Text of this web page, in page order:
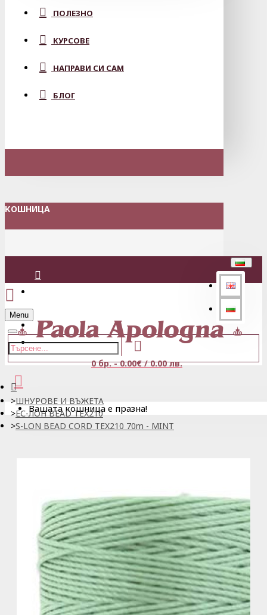
ПОЛЕЗНО
КУРСОВЕ
НАПРАВИ СИ САМ
БЛОГ
КОШНИЦА
Регистрация
Menu
0 бр. - 0.00€ / 0.00 лв.
Вашата кошница е празна!
ШНУРОВЕ И ВЪЖЕТА
ЕС-ЛОН BEAD TEX210
S-LON BEAD CORD TEX210 70m - MINT